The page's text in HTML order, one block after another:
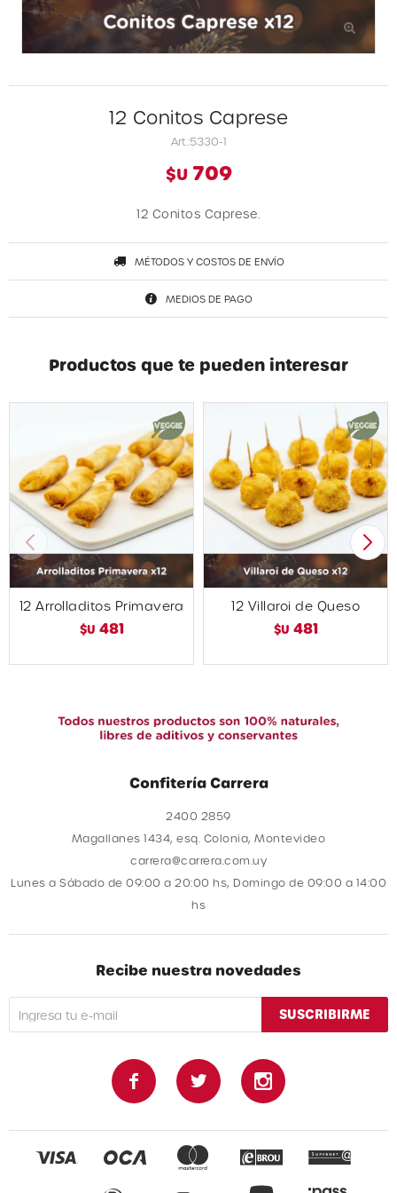
12 Conitos Caprese
5330-1
$U 709
12 Conitos Caprese.
MÉTODOS Y COSTOS DE ENVÍO
MEDIOS DE PAGO
Productos que te pueden interesar
12 Arrolladitos Primavera
$U 481
12 Villaroi de Queso
$U 481
Confitería Carrera
2400 2859
Magallanes 1434, esq. Colonia, Montevideo
carrera@carrera.com.uy
Lunes a Sábado de 09:00 a 20:00 hs, Domingo de 09:00 a 14:00
hs
Recibe nuestra novedades
SUSCRIBIRME
  